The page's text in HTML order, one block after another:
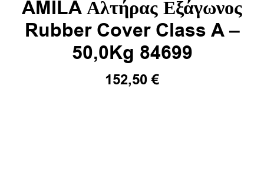
AMILA Αλτήρας Εξάγωνος
Rubber Cover Class A –
50,0Kg 84699
152,50€